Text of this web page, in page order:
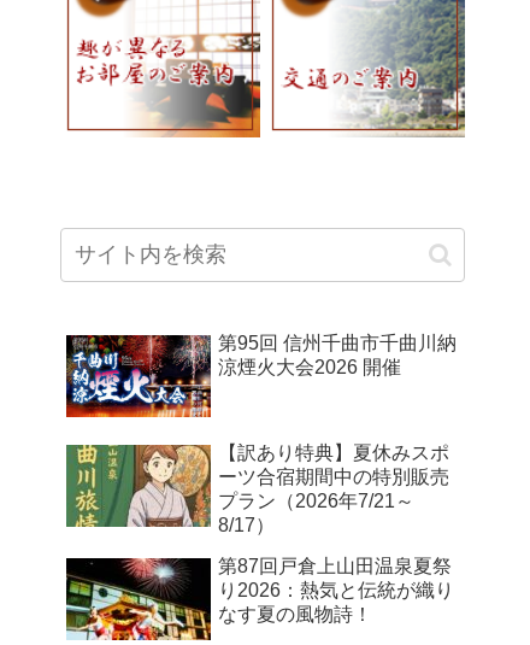
第95回 信州千曲市千曲川納
涼煙火大会2026 開催
【訳あり特典】夏休みスポ
ーツ合宿期間中の特別販売
プラン（2026年7/21～
8/17）
第87回戸倉上山田温泉夏祭
り2026：熱気と伝統が織り
なす夏の風物詩！